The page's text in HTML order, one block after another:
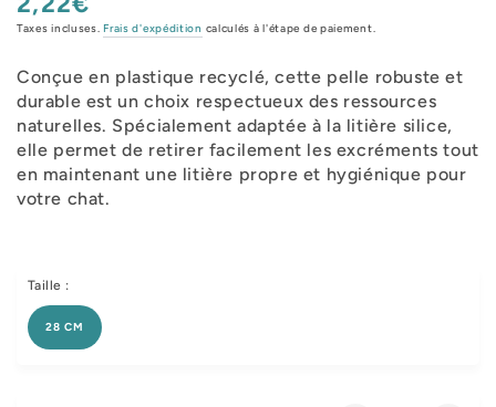
Prix
normal
Taxes incluses. Frais d'expédition calculés à l'étape de paiement.
Conçue en plastique recyclé, cette pelle robuste et
durable est un choix respectueux des ressources
naturelles. Spécialement adaptée à la litière silice,
elle permet de retirer facilement les excréments tout
en maintenant une litière propre et hygiénique pour
votre chat.
Taille :
28 CM